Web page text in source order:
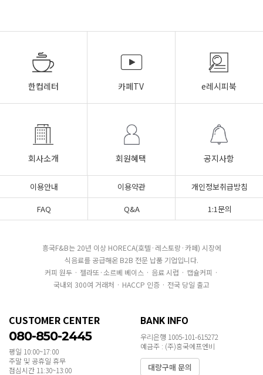
한컵레터 카페TV e레시피북
회사소개 회원혜택 공지사항
이용안내 이용약관
개인정보취급방침
FAQ
Q&A 1:1문의
흥국F&B는 20년 이상 HORECA(호텔·레스토랑·카페) 시장에
식음료를 공급해온 B2B 전문 납품 기업입니다.
커피 원두 · 젤라또·소르베 베이스 · 음료 시럽 · 캡슐커피 ·
국내외 300여 거래처 · HACCP 인증 · 전국 당일 출고
CUSTOMER CENTER
080-850-2445
평일 10:00~17:00
주말 및 공휴일 휴무
점심시간 11:30~13:00
BANK INFO
우리은행 1005-101-615272
예금주 : (주)흥국에프엔비
대량구매 문의